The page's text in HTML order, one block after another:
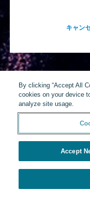
キャン
By clicking “Accept All
cookies on your device
analyze site usage.
Accept